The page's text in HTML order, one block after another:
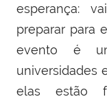
esperança:
preparar para
evento é
universidades
elas estão